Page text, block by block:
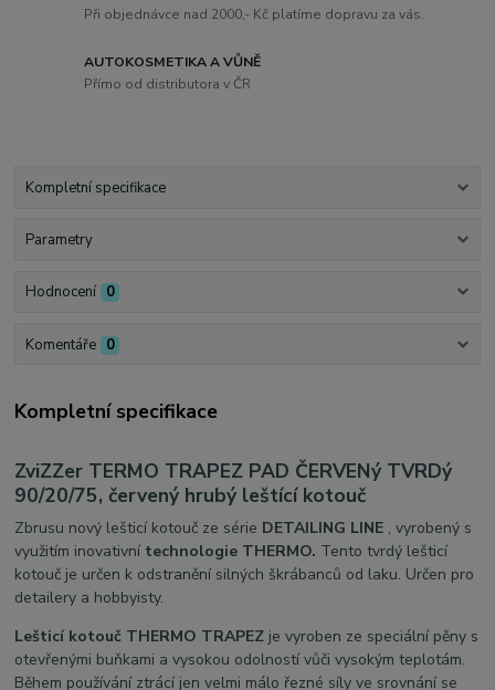
Při objednávce nad 2000,- Kč platíme dopravu za vás.
AUTOKOSMETIKA A VŮNĚ
Přímo od distributora v ČR
Kompletní specifikace
Parametry
Hodnocení 0
Komentáře 0
Kompletní specifikace
ZviZZer TERMO TRAPEZ PAD ČERVENý TVRDý
90/20/75, červený hrubý leštící kotouč
Zbrusu nový lešticí kotouč ze série DETAILING LINE , vyrobený s
využitím inovativní technologie THERMO. Tento tvrdý lešticí
kotouč je určen k odstranění silných škrábanců od laku. Určen pro
detailery a hobbyisty.
Lešticí kotouč THERMO TRAPEZ je vyroben ze speciální pěny s
otevřenými buňkami a vysokou odolností vůči vysokým teplotám.
Během používání ztrácí jen velmi málo řezné síly ve srovnání se